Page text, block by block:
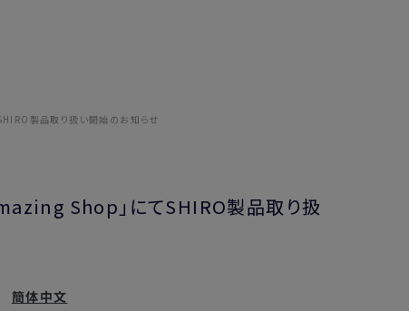
製品取り扱い開始のお知らせ
Shop」にてSHIRO製品取り扱
簡体中文